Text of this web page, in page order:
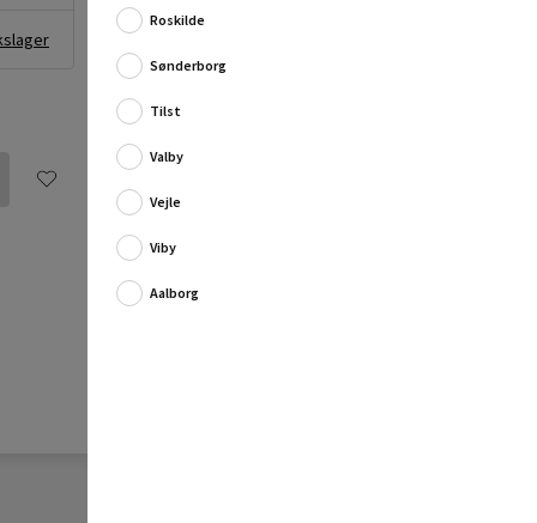
Skab et smukt og stilfuldt udtryk i dit hjem med
Den giver et tidløst udseende, der passer ind i enhver
Roskilde
Sønderborg
Tilst
Valby
Vejle
Viby
Aalborg